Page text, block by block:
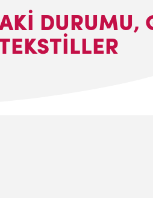
DURUMU,